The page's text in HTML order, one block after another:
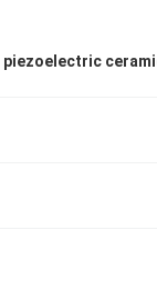
piezoelectric